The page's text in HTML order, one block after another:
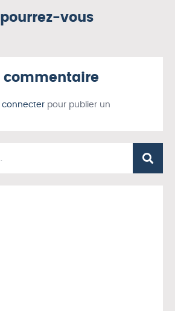
vous
commentaire
connecter pour publier un